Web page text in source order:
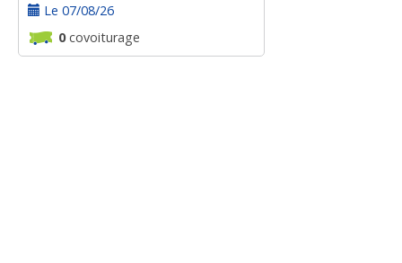
Le 07/08/26
0covoiturage